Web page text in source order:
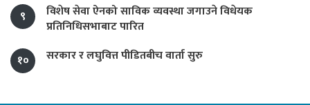
९
विशेष सेवा ऐनको साविक व्यवस्था जगाउने विधेयक
प्रतिनिधिसभाबाट पारित
१०
सरकार र लघुवित्त पीडितबीच वार्ता सुरु